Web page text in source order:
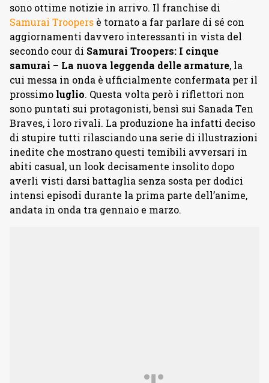
sono ottime notizie in arrivo. Il franchise di
Samurai Troopers è tornato a far parlare di sé con
aggiornamenti davvero interessanti in vista del
secondo cour di Samurai Troopers: I cinque
samurai – La nuova leggenda delle armature, la
cui messa in onda è ufficialmente confermata per il
prossimo luglio. Questa volta però i riflettori non
sono puntati sui protagonisti, bensì sui Sanada Ten
Braves, i loro rivali. La produzione ha infatti deciso
di stupire tutti rilasciando una serie di illustrazioni
inedite che mostrano questi temibili avversari in
abiti casual, un look decisamente insolito dopo
averli visti darsi battaglia senza sosta per dodici
intensi episodi durante la prima parte dell’anime,
andata in onda tra gennaio e marzo.